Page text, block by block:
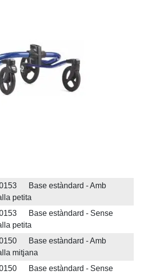
Base estàndard - Amb
petita
Base estàndard - Sense
petita
Base estàndard - Amb
mitjana
Base estàndard - Sense